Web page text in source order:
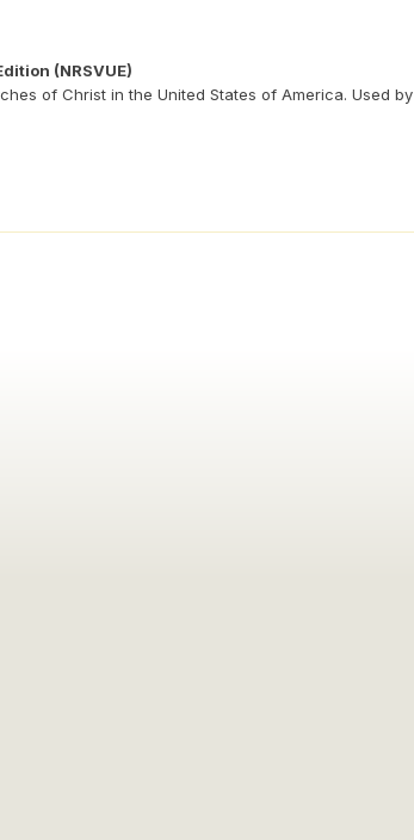
(NRSVUE)
of Christ in the United States of America. Used by